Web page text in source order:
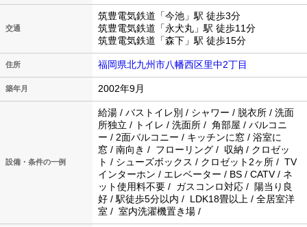
交通
筑豊電気鉄道「今池」駅 徒歩3分
筑豊電気鉄道「永犬丸」駅 徒歩11分
筑豊電気鉄道「森下」駅 徒歩15分
住所 福岡県北九州市八幡西区里中2丁目
築年月 2002年9月
設備・条件の一例
給湯 / バストイレ別 / シャワー / 脱衣所 / 洗面
所独立 / トイレ / 洗面所 / 角部屋 / バルコニ
ー / 2面バルコニー / キッチンに窓 / 浴室に
窓 / 南向き / フローリング / 収納 / クロゼッ
ト / シューズボックス / クロゼット2ヶ所 / TV
インターホン / エレベーター / BS / CATV / ネ
ット使用料不要 / ガスコンロ対応 / 陽当り良
好 / 駅徒歩5分以内 / LDK18畳以上 / 全居室洋
室 / 室内洗濯機置き場 /